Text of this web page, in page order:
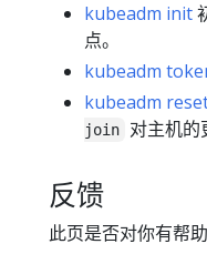
kubeadm init
点。
kubeadm
kubeadm
join
对主机的
反馈
此页是否对你有帮助